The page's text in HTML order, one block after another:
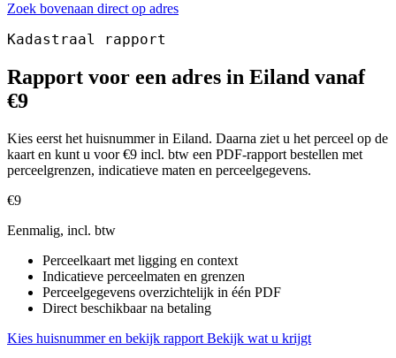
Zoek bovenaan direct op adres
Kadastraal rapport
Rapport voor een adres in Eiland vanaf
€9
Kies eerst het huisnummer in Eiland. Daarna ziet u het perceel op de
kaart en kunt u voor €9 incl. btw een PDF-rapport bestellen met
perceelgrenzen, indicatieve maten en perceelgegevens.
€9
Eenmalig, incl. btw
Perceelkaart met ligging en context
Indicatieve perceelmaten en grenzen
Perceelgegevens overzichtelijk in één PDF
Direct beschikbaar na betaling
Kies huisnummer en bekijk rapport Bekijk wat u krijgt